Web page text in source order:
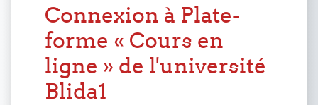
Connexion à Plate-
forme « Cours en
ligne » de l'université
Blida1